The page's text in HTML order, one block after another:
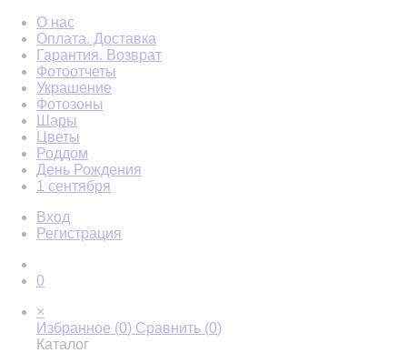
О нас
Оплата. Доставка
Гарантия. Возврат
Фотоотчеты
Украшение
Фотозоны
Шары
Цветы
Роддом
День Рождения
1 сентября
Вход
Регистрация
0
×
Избранное (0) Сравнить (0)
Каталог